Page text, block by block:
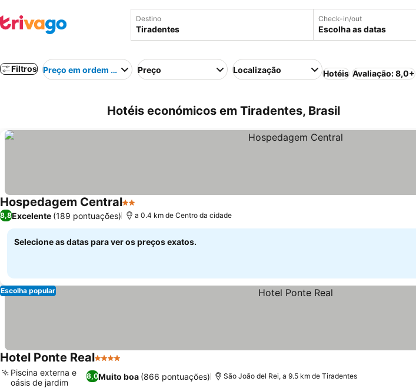
Destino Check-in/out
Escolha as datas
Filtros Preço em ordem crescentePreço Localização Hotéis Avaliação: 8,0+
Hotéis económicos em Tiradentes, Brasil
Hospedagem Central2 Estrelas
8,8Excelente (189 pontuações) a 0.4 km de Centro da cidade
Selecione as datas para ver os preços exatos.
Escolha popular
Hotel Ponte Real4 Estrelas
8,0Muito boa (866 pontuações)
Piscina externa e
oásis de jardim
São João del Rei, a 9.5 km de Tiradentes